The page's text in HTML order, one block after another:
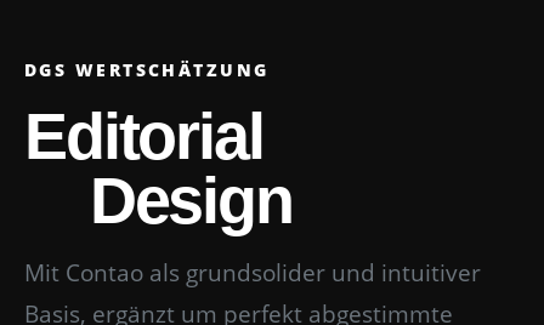
DGS WERTSCHÄTZUNG
Editorial
Design
Mit Contao als grundsolider und intuitiver
Basis, ergänzt um perfekt abgestimmte